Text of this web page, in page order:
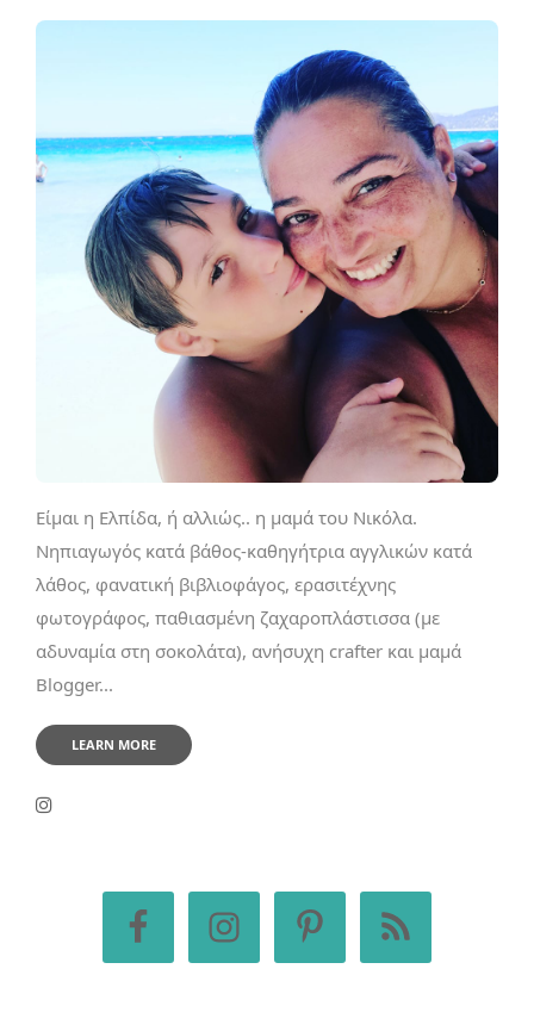
Είμαι η Ελπίδα, ή αλλιώς.. η μαμά του Νικόλα.
Νηπιαγωγός κατά βάθος-καθηγήτρια αγγλικών κατά
λάθος, φανατική βιβλιοφάγος, ερασιτέχνης
φωτογράφος, παθιασμένη ζαχαροπλάστισσα (με
αδυναμία στη σοκολάτα), ανήσυχη crafter και μαμά
Blogger...
LEARN MORE